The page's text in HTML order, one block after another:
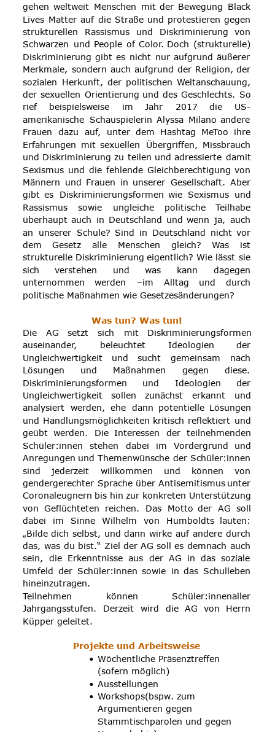
gehen weltweit Menschen mit der Bewegung Black
Lives Matter auf die Straße und protestieren gegen
strukturellen
Rassismus und Diskriminierung
von
Schwarzen und People of Color. Doch (strukturelle)
Diskriminierung gibt es nicht nur aufgrund äußerer
Merkmale, sondern auch aufgrund der Religion, der
sozialen Herkunft, der politischen Weltanschauung,
der sexuellen Orientierung und des Geschlechts. So
rief
beispielsweise im Jahr 2017 die
US-
amerikanische Schauspielerin Alyssa Milano andere
Frauen
dazu auf, unter dem Hashtag MeToo
ihre
Erfahrungen mit sexuellen Übergriffen, Missbrauch
und Diskriminierung zu teilen und adressierte damit
Sexismus und die fehlende Gleichberechtigung von
Männern und Frauen in unserer Gesellschaft. Aber
gibt es Diskriminierungsformen wie Sexismus und
Rassismus
sowie ungleiche politische
Teilhabe
überhaupt auch in Deutschland und wenn ja, auch
an
unserer Schule? Sind in Deutschland nicht vor
dem
Gesetz alle Menschen gleich? Was
ist
strukturelle Diskriminierung eigentlich? Wie lässt sie
sich
verstehen und was kann
dagegen
unternommen
werden –im Alltag und
durch
politische Maßnahmen wie Gesetzesänderungen?
Was tun? Was tun!
Die
AG setzt sich mit
Diskriminierungsformen
auseinander,
beleuchtet Ideologien
der
Ungleichwertigkeit
und sucht gemeinsam
nach
Lösungen
und Maßnahmen gegen
diese.
Diskriminierungsformen
und Ideologien
der
Ungleichwertigkeit
sollen zunächst erkannt
und
analysiert werden, ehe dann potentielle Lösungen
und Handlungsmöglichkeiten kritisch reflektiert und
geübt werden. Die Interessen der teilnehmenden
Schüler:innen
stehen dabei im Vordergrund
und
Anregungen und Themenwünsche der Schüler:innen
sind
jederzeit willkommen und können
von
gendergerechter Sprache über Antisemitismus unter
Coronaleugnern bis hin zur konkreten Unterstützung
von Geflüchteten reichen. Das Motto der AG soll
dabei
im Sinne Wilhelm von Humboldts
lauten:
„Bilde dich selbst, und dann wirke auf andere durch
das, was du bist.“ Ziel der AG soll es demnach auch
sein,
die Erkenntnisse aus der AG in das soziale
Umfeld der Schüler:innen sowie in das Schulleben
hineinzutragen.
Teilnehmen
können
Schüler:innenaller
Jahrgangsstufen.
Derzeit wird die AG von
Herrn
Küpper geleitet.
Projekte und Arbeitsweise
• Wöchentliche Präsenztreffen
(sofern möglich)
• Ausstellungen
• Workshops(bspw. zum
Argumentieren gegen
Stammtischparolen und gegen